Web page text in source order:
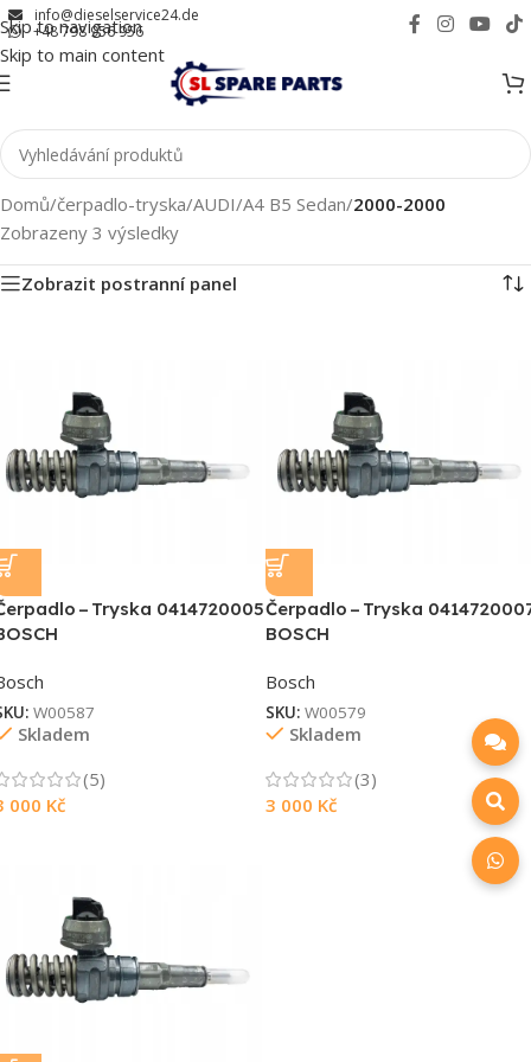
Skip to navigation
Skip to main content
info@dieselservice24.de
+48 798 956 956
Domů/čerpadlo-tryska/AUDI/A4 B5 Sedan/2000-2000
Zobrazeny 3 výsledky
Zobrazit postranní panel
– Tryska 0414720005
W00587
Skladem
(5)
000 Kč
Čerpadlo – Tryska
BOSCH
Bosch
SKU: W00579
Skladem
(3)
3 000 Kč